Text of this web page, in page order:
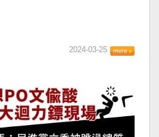
2024-03-25